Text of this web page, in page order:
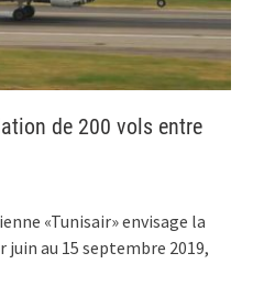
de 200 vols entre
«Tunisair» envisage la
juin au 15 septembre 2019,